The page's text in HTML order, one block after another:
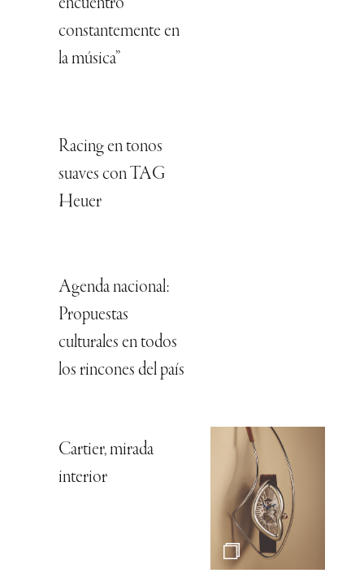
encuentro
constantemente en
la música”
Racing en tonos
suaves con TAG
Heuer
Agenda nacional:
Propuestas
culturales en todos
los rincones del país
Cartier, mirada
interior